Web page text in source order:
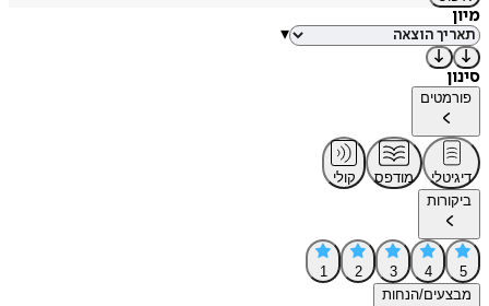
מיון
▾
סינון
פורמטים
דיגיטלי מודפס
קולי
ביקורות
5
4
3
2
1
מבצעים/הנחות